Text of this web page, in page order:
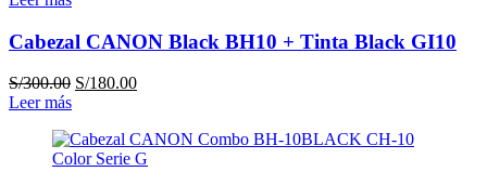
Cabezal CANON Black BH10 + Tinta Black GI10
S/300.00 El
era:
S/300.00.
S/180.00El
es:
S/180.00.
Leer más